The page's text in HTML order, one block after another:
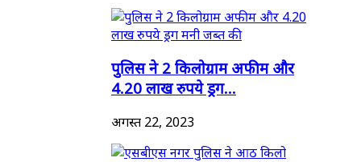
पुलिस ने 2 किलोग्राम अफीम और
4.20 लाख रुपये ड्रग...
अगस्त 22, 2023